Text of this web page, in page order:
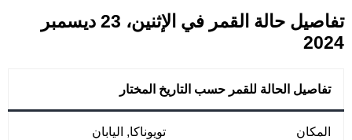
تفاصيل حالة القمر في الإثنين، 23 ديسمبر
2024
تفاصيل الحالة للقمر حسب التاريخ المختار
المكان تويوناكا, اليابان